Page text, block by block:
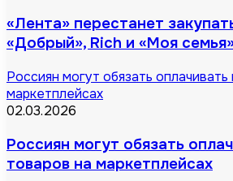
«Лента» перестанет
«Добрый», Rich и «Моя
Россиян могут обязать
маркетплейсах
02.03.2026
Россиян могут обязать
товаров на маркетплейсах